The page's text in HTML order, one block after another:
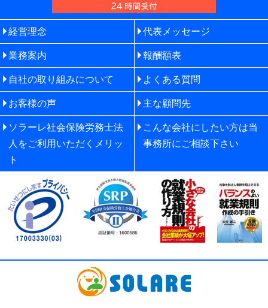
経営理念 代表メッセージ
業務案内 報酬額表
自社の取り組みについて よくある質問
お客様の声 主な顧問先
ソラーレ社会保険労務士法
人をご利用いただくメリッ
ト
こんな会社にしたい方は当
事務所にご相談下さい